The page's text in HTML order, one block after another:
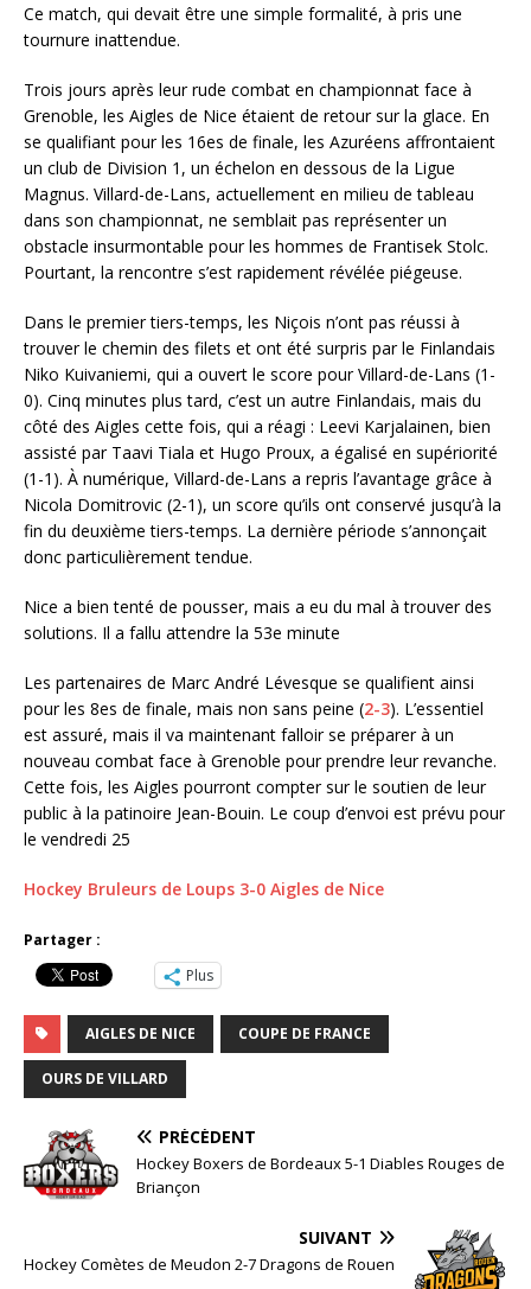
Ce match, qui devait être une simple formalité, à pris une
tournure inattendue.
Trois jours après leur rude combat en championnat face à
Grenoble, les Aigles de Nice étaient de retour sur la glace. En
se qualifiant pour les 16es de finale, les Azuréens affrontaient
un club de Division 1, un échelon en dessous de la Ligue
Magnus. Villard-de-Lans, actuellement en milieu de tableau
dans son championnat, ne semblait pas représenter un
obstacle insurmontable pour les hommes de Frantisek Stolc.
Pourtant, la rencontre s’est rapidement révélée piégeuse.
Dans le premier tiers-temps, les Niçois n’ont pas réussi à
trouver le chemin des filets et ont été surpris par le Finlandais
Niko Kuivaniemi, qui a ouvert le score pour Villard-de-Lans (1-
0). Cinq minutes plus tard, c’est un autre Finlandais, mais du
côté des Aigles cette fois, qui a réagi : Leevi Karjalainen, bien
assisté par Taavi Tiala et Hugo Proux, a égalisé en supériorité
(1-1). À numérique, Villard-de-Lans a repris l’avantage grâce à
Nicola Domitrovic (2-1), un score qu’ils ont conservé jusqu’à la
fin du deuxième tiers-temps. La dernière période s’annonçait
donc particulièrement tendue.
Nice a bien tenté de pousser, mais a eu du mal à trouver des
solutions. Il a fallu attendre la 53e minute
Les partenaires de Marc André Lévesque se qualifient ainsi
pour les 8es de finale, mais non sans peine (2-3). L’essentiel
est assuré, mais il va maintenant falloir se préparer à un
nouveau combat face à Grenoble pour prendre leur revanche.
Cette fois, les Aigles pourront compter sur le soutien de leur
public à la patinoire Jean-Bouin. Le coup d’envoi est prévu pour
le vendredi 25
Hockey Bruleurs de Loups 3-0 Aigles de Nice
Partager :
Plus
AIGLES DE NICE COUPE DE FRANCE
OURS DE VILLARD
PRÉCÉDENT
Hockey Boxers de Bordeaux 5-1 Diables Rouges de
Briançon
SUIVANT
Hockey Comètes de Meudon 2-7 Dragons de Rouen